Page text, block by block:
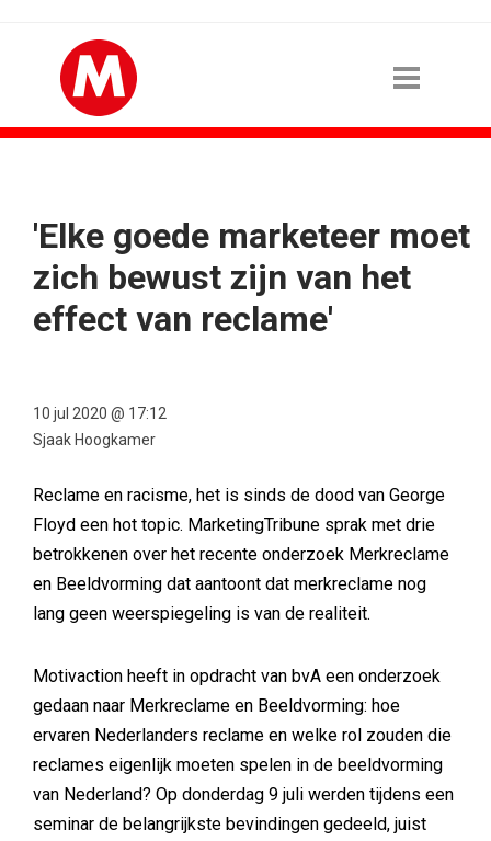
'Elke goede marketeer moet
zich bewust zijn van het
effect van reclame'
10 jul 2020 @ 17:12
Sjaak Hoogkamer
Reclame en racisme, het is sinds de dood van George
Floyd een hot topic. MarketingTribune sprak met drie
betrokkenen over het recente onderzoek Merkreclame
en Beeldvorming dat aantoont dat merkreclame nog
lang geen weerspiegeling is van de realiteit.
Motivaction heeft in opdracht van bvA een onderzoek
gedaan naar Merkreclame en Beeldvorming: hoe
ervaren Nederlanders reclame en welke rol zouden die
reclames eigenlijk moeten spelen in de beeldvorming
van Nederland? Op donderdag 9 juli werden tijdens een
seminar de belangrijkste bevindingen gedeeld, juist